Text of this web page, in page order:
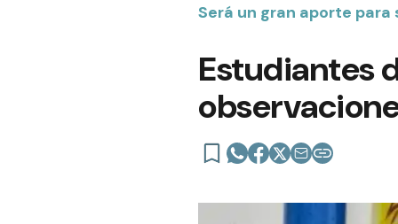
Será un gran aporte
Estudiantes